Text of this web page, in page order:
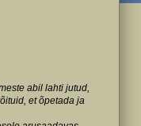
abil lahti jutud,
et õpetada ja